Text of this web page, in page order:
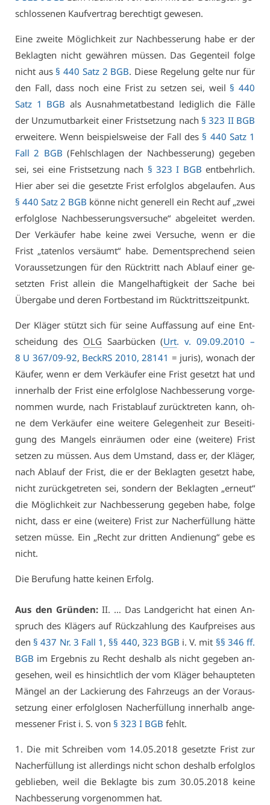
schlos­se­nen Kauf­ver­trag be­rech­tigt ge­we­sen.
Ei­ne zwei­te Mög­lich­keit zur Nach­bes­se­rung ha­be er der
Be­klag­ten nicht ge­wäh­ren müs­sen. Das Ge­gen­teil fol­ge
nicht aus § 440 Satz 2 BGB. Die­se Re­ge­lung gel­te nur für
den Fall, dass noch ei­ne Frist zu set­zen sei, weil § 440
Satz 1 BGB als Aus­nah­me­tat­be­stand le­dig­lich die Fäl­le
der Un­zu­mut­bar­keit ei­ner Frist­set­zung nach § 323 II BGB
er­wei­te­re. Wenn bei­spiels­wei­se der Fall des § 440 Satz 1
Fall 2 BGB (Fehl­schla­gen der Nach­bes­se­rung) ge­ge­ben
sei, sei ei­ne Frist­set­zung nach § 323 I BGB ent­behr­lich.
Hier aber sei die ge­setz­te Frist er­folg­los ab­ge­lau­fen. Aus
§ 440 Satz 2 BGB kön­ne nicht ge­ne­rell ein Recht auf „zwei
er­folg­lo­se Nach­bes­se­rungs­ver­su­che“ ab­ge­lei­tet wer­den.
Der Ver­käu­fer ha­be kei­ne zwei Ver­su­che, wenn er die
Frist „ta­ten­los ver­säumt“ ha­be. Dem­entspre­chend sei­en
Vor­aus­set­zun­gen für den Rück­tritt nach Ab­lauf ei­ner ge­
setz­ten Frist al­lein die Man­gel­haf­tig­keit der Sa­che bei
Über­ga­be und de­ren Fort­be­stand im Rück­tritts­zeit­punkt.
Der Klä­ger stützt sich für sei­ne Auf­fas­sung auf ei­ne Ent­
schei­dung des OLG Saar­bü­cken (Urt. v. 09.09.2010 –
8 U 367/09-92, BeckRS 2010, 28141 = ju­ris), wo­nach der
Käu­fer, wenn er dem Ver­käu­fer ei­ne Frist ge­setzt hat und
in­ner­halb der Frist ei­ne er­folg­lo­se Nach­bes­se­rung vor­ge­
nom­men wur­de, nach Frist­ab­lauf zu­rück­tre­ten kann, oh­
ne dem Ver­käu­fer ei­ne wei­te­re Ge­le­gen­heit zur Be­sei­ti­
gung des Man­gels ein­räu­men oder ei­ne (wei­te­re) Frist
set­zen zu müs­sen. Aus dem Um­stand, dass er, der Klä­ger,
nach Ab­lauf der Frist, die er der Be­klag­ten ge­setzt ha­be,
nicht zu­rück­ge­tre­ten sei, son­dern der Be­klag­ten „er­neut“
die Mög­lich­keit zur Nach­bes­se­rung ge­ge­ben ha­be, fol­ge
nicht, dass er ei­ne (wei­te­re) Frist zur Nach­er­fül­lung hät­te
set­zen müs­se. Ein „Recht zur drit­ten An­die­nung“ ge­be es
nicht.
Die Be­ru­fung hat­te kei­nen Er­folg.
Aus den Grün­den: II. … Das Land­ge­richt hat ei­nen An­
spruch des Klä­gers auf Rück­zah­lung des Kauf­prei­ses aus
den § 437 Nr. 3 Fall 1 , §§ 440, 323 BGB i. V. mit §§ 346 ff.
BGB im Er­geb­nis zu Recht des­halb als nicht ge­ge­ben an­
ge­se­hen, weil es hin­sicht­lich der vom Klä­ger be­haup­te­ten
Män­gel an der La­ckie­rung des Fahr­zeugs an der Vor­aus­
set­zung ei­ner er­folg­lo­sen Nach­er­fül­lung in­ner­halb an­ge­
mes­se­ner Frist i. S. von § 323 I BGB fehlt.
1. Die mit Schrei­ben vom 14.05.2018 ge­setz­te Frist zur
Nach­er­fül­lung ist al­ler­dings nicht schon des­halb er­folg­los
ge­blie­ben, weil die Be­klag­te bis zum 30.05.2018 kei­ne
Nach­bes­se­rung vor­ge­nom­men hat.